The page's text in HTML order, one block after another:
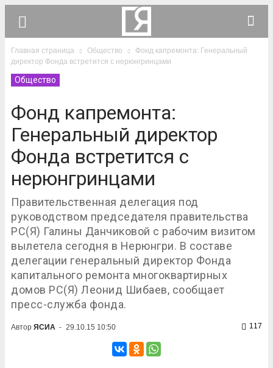
Главная страница Общество
Фонд капремонта: Генеральный
директор Фонда встретится с нерюнгринцами
Общество
Фонд капремонта:
Генеральный директор
Фонда встретится с
нерюнгринцами
Правительственная делегация под
руководством председателя правительства
РС(Я) Галины Данчиковой с рабочим визитом
вылетела сегодня в Нерюнгри. В составе
делегации генеральный директор Фонда
капитального ремонта многоквартирных
домов РС(Я) Леонид Шибаев, сообщает
пресс-служба фонда.
Автор ЯСИА - 29.10.15 10:50 117